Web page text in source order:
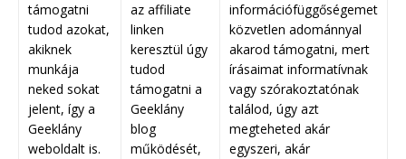
támogatni
tudod azokat,
akiknek
munkája
neked sokat
jelent, így a
Geeklány
weboldalt is.
az affiliate
linken
keresztül úgy
tudod
támogatni a
Geeklány
blog
működését,
információfüggőségemet
közvetlen adománnyal
akarod támogatni, mert
írásaimat informatívnak
vagy szórakoztatónak
találod, úgy azt
megteheted akár
egyszeri, akár